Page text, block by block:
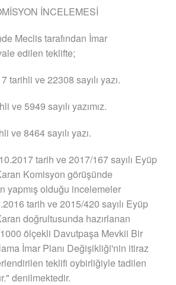
İNCELEMESİ
Meclis tarafından İmar
edilen teklifte;
tarihli ve 22308 sayılı yazı.
ve 5949 sayılı yazımız.
ve 8464 sayılı yazı.
tarih ve 2017/167 sayılı Eyüp
Komisyon görüşünde
yapmış olduğu incelemeler
tarih ve 2015/420 sayılı Eyüp
doğrultusunda hazırlanan
ölçekli Davutpaşa Mevkii Bir
İmar Planı Değişikliği'nin itiraz
teklifi oybirliğiyle tadilen
denilmektedir.